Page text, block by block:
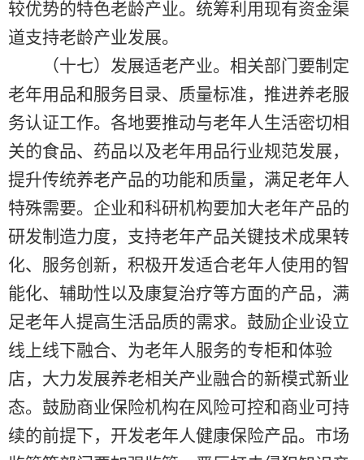
较优势的特色老龄产业。统筹利用现有资金渠
道支持老龄产业发展。
（十七）发展适老产业。相关部门要制定
老年用品和服务目录、质量标准，推进养老服
务认证工作。各地要推动与老年人生活密切相
关的食品、药品以及老年用品行业规范发展，
提升传统养老产品的功能和质量，满足老年人
特殊需要。企业和科研机构要加大老年产品的
研发制造力度，支持老年产品关键技术成果转
化、服务创新，积极开发适合老年人使用的智
能化、辅助性以及康复治疗等方面的产品，满
足老年人提高生活品质的需求。鼓励企业设立
线上线下融合、为老年人服务的专柜和体验
店，大力发展养老相关产业融合的新模式新业
态。鼓励商业保险机构在风险可控和商业可持
续的前提下，开发老年人健康保险产品。市场